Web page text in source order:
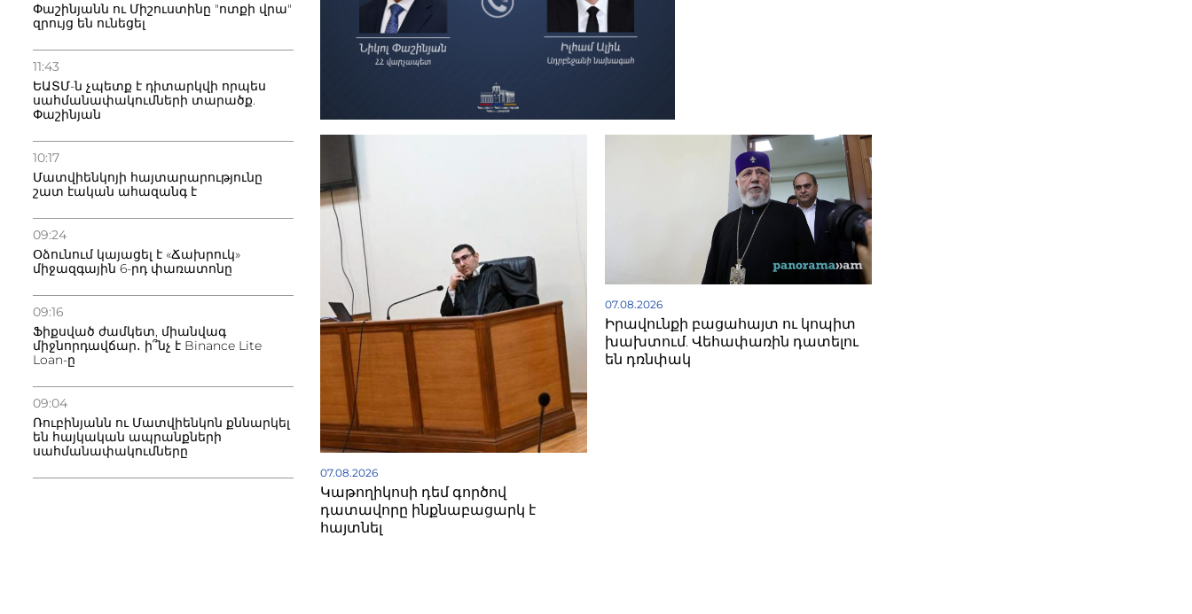
Փաշինյանն ու Միշուստինը "ոտքի վրա"
զրույց են ունեցել
11:43
ԵԱՏՄ-ն չպետք է դիտարկվի որպես
սահմանափակումների տարածք.
Փաշինյան
10:17
Մատվիենկոյի հայտարարությունը
շատ էական ահազանգ է
09:24
Օձունում կայացել է «Ճախրուկ»
միջազգային 6-րդ փառատոնը
09:16
Ֆիքսված ժամկետ, միանվագ
միջնորդավճար․ ի՞նչ է Binance Lite
Loan-ը
09:04
Ռուբինյանն ու Մատվիենկոն քննարկել
են հայկական ապրանքների
սահմանափակումները
07.08.2026
Կաթողիկոսի դեմ գործով
դատավորը ինքնաբացարկ է
հայտնել
07.08.2026
Իրավունքի բացահայտ ու կոպիտ
խախտում. Վեհափառին դատելու
են դռնփակ